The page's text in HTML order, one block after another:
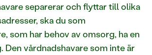
separerar och flyttar till olika
ska du som
som har behov av omsorg, ha en
Den vårdnadshavare som inte är